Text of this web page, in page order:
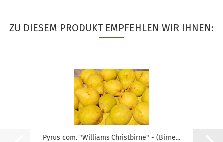
ZU DIESEM PRODUKT EMPFEHLEN WIR IHNEN:
Pyrus com. "Williams Christbirne" - (Birne...